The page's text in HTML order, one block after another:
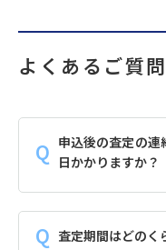
よくあるご質問
申込後の査定の
日かかりますか？
査定期間はどのく